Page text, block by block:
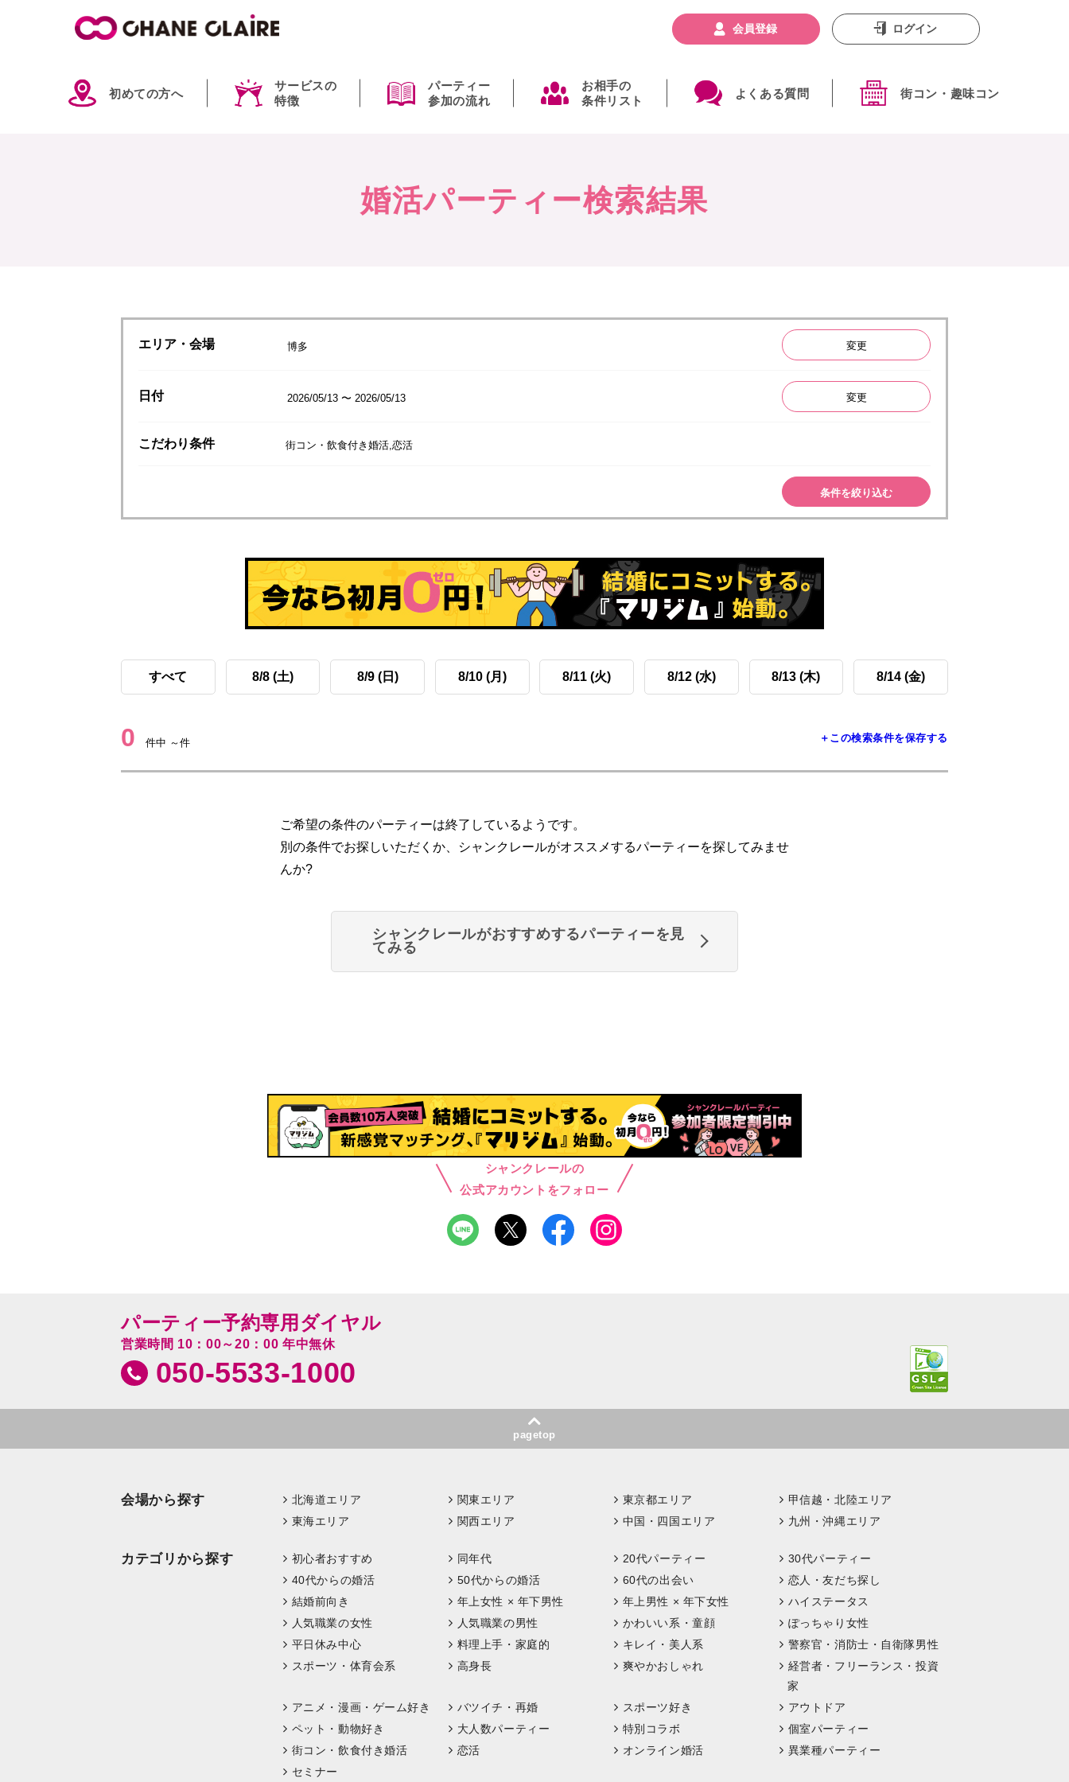
初めての方へ
サービスの
特徴
パーティー
参加の流れ
お相手の
条件リスト
よくある質問 街コン・趣味コン
会員登録 ログイン
婚活パーティー検索結果
エリア・会場 博多 変更
日付 2026/05/13 〜 2026/05/13 変更
こだわり条件 街コン・飲食付き婚活,恋活
条件を絞り込む
すべて 8/8 (土) 8/9 (日) 8/10 (月) 8/11 (火) 8/12 (水) 8/13 (木) 8/14 (金)
0 件中 ～件 ＋この検索条件を保存する
ご希望の条件のパーティーは終了しているようです。
別の条件でお探しいただくか、シャンクレールがオススメするパーティーを探してみませ
んか?
シャンクレールがおすすめするパーティーを見
てみる
シャンクレールの
公式アカウントをフォロー
パーティー予約専用ダイヤル
営業時間 10：00～20：00 年中無休
050-5533-1000
pagetop
会場から探す 北海道エリア 関東エリア 東京都エリア
甲信越・北陸エリア
東海エリア
関西エリア 中国・四国エリア 九州・沖縄エリア
カテゴリから探す 初心者おすすめ 同年代 20代パーティー
30代パーティー
40代からの婚活
50代からの婚活 60代の出会い
恋人・友だち探し
結婚前向き
年上女性 × 年下男性 年上男性 × 年下女性
ハイステータス
人気職業の女性
人気職業の男性 かわいい系・童顔
ぽっちゃり女性
平日休み中心
料理上手・家庭的 キレイ・美人系
警察官・消防士・自衛隊男性
スポーツ・体育会系
高身長 爽やかおしゃれ
経営者・フリーランス・投資
家
アニメ・漫画・ゲーム好き
バツイチ・再婚 スポーツ好き
アウトドア
ペット・動物好き
大人数パーティー 特別コラボ
個室パーティー
街コン・飲食付き婚活
恋活 オンライン婚活
異業種パーティー
セミナー